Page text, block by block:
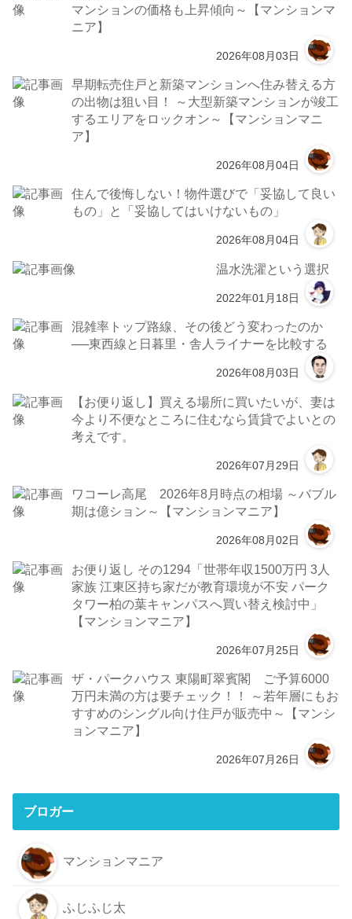
マンションの価格も上昇傾向～【マンションマ
ニア】
2026年08月03日
早期転売住戸と新築マンションへ住み替える方
の出物は狙い目！ ～大型新築マンションが竣工
するエリアをロックオン～【マンションマニ
ア】
2026年08月04日
住んで後悔しない！物件選びで「妥協して良い
もの」と「妥協してはいけないもの」
2026年08月04日
温水洗濯という選択
2022年01月18日
混雑率トップ路線、その後どう変わったのか
──東西線と日暮里・舎人ライナーを比較する
2026年08月03日
【お便り返し】買える場所に買いたいが、妻は
今より不便なところに住むなら賃貸でよいとの
考えです。
2026年07月29日
ワコーレ高尾 2026年8月時点の相場 ～バブル
期は億ション～【マンションマニア】
2026年08月02日
お便り返し その1294「世帯年収1500万円 3人
家族 江東区持ち家だが教育環境が不安 パーク
タワー柏の葉キャンパスへ買い替え検討中」
【マンションマニア】
2026年07月25日
ザ・パークハウス 東陽町翠賓閣 ご予算6000
万円未満の方は要チェック！！ ～若年層にもお
すすめのシングル向け住戸が販売中～【マンシ
ョンマニア】
2026年07月26日
ブロガー
マンションマニア
ふじふじ太